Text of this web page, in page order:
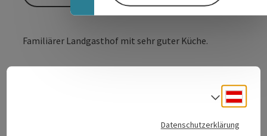
Familiärer Landgasthof mit sehr guter Küche.
Datenschutzerklärung